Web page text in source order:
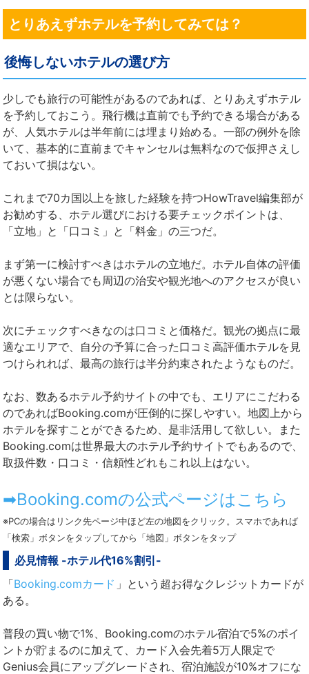
とりあえずホテルを予約してみては？
後悔しないホテルの選び方
少しでも旅行の可能性があるのであれば、とりあえずホテル
を予約しておこう。飛行機は直前でも予約できる場合がある
が、人気ホテルは半年前には埋まり始める。一部の例外を除
いて、基本的に直前までキャンセルは無料なので仮押さえし
ておいて損はない。
これまで70カ国以上を旅した経験を持つHowTravel編集部が
お勧めする、ホテル選びにおける要チェックポイントは、
「立地」と「口コミ」と「料金」の三つだ。
まず第一に検討すべきはホテルの立地だ。ホテル自体の評価
が悪くない場合でも周辺の治安や観光地へのアクセスが良い
とは限らない。
次にチェックすべきなのは口コミと価格だ。観光の拠点に最
適なエリアで、自分の予算に合った口コミ高評価ホテルを見
つけられれば、最高の旅行は半分約束されたようなものだ。
なお、数あるホテル予約サイトの中でも、エリアにこだわる
のであればBooking.comが圧倒的に探しやすい。地図上から
ホテルを探すことができるため、是非活用して欲しい。また
Booking.comは世界最大のホテル予約サイトでもあるので、
取扱件数・口コミ・信頼性どれもこれ以上はない。
➡Booking.comの公式ページはこちら
※PCの場合はリンク先ページ中ほど左の地図をクリック。スマホであれば
「検索」ボタンをタップしてから「地図」ボタンをタップ
必見情報 -ホテル代16%割引-
「Booking.comカード 」という超お得なクレジットカードが
ある。
普段の買い物で1%、Booking.comのホテル宿泊で5%のポイ
ントが貯まるのに加えて、カード入会先着5万人限定で
Genius会員にアップグレードされ、宿泊施設が10%オフにな